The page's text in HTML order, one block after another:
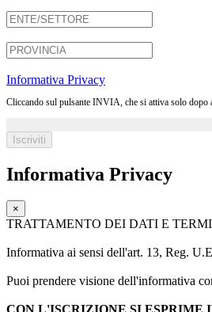
Informativa Privacy
Cliccando sul pulsante INVIA, che si attiva solo
Informativa Privacy
×
TRATTAMENTO DEI DATI E
Informativa ai sensi dell'art. 13, Reg.
Puoi prendere visione dell'informativa